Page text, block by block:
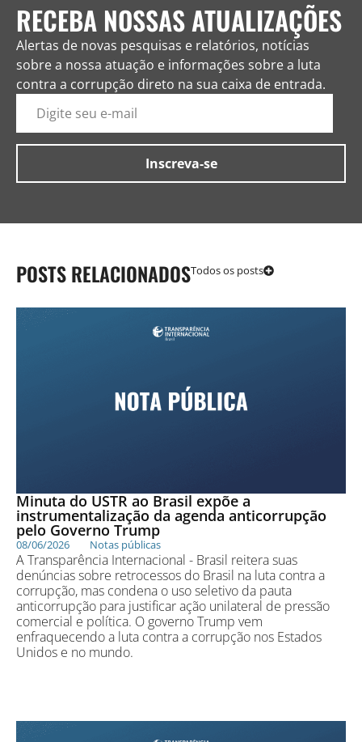
RECEBA NOSSAS ATUALIZAÇÕES
Alertas de novas pesquisas e relatórios, notícias
sobre a nossa atuação e informações sobre a luta
contra a corrupção direto na sua caixa de entrada.
POSTS RELACIONADOSTodos os posts
Minuta do USTR ao Brasil expõe a
instrumentalização da agenda anticorrupção
pelo Governo Trump
08/06/2026 Notas públicas
A Transparência Internacional - Brasil reitera suas
denúncias sobre retrocessos do Brasil na luta contra a
corrupção, mas condena o uso seletivo da pauta
anticorrupção para justificar ação unilateral de pressão
comercial e política. O governo Trump vem
enfraquecendo a luta contra a corrupção nos Estados
Unidos e no mundo.